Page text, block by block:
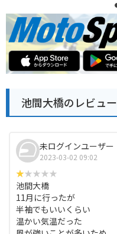
池間大橋のレビュー
未ログインユーザー
2023-03-02 09:02
池間大橋
11月に行ったが
半袖でもいいくらい
温かい気温だった